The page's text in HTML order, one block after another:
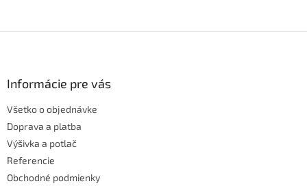
Informácie pre vás
Všetko o objednávke
Doprava a platba
Výšivka a potlač
Referencie
Obchodné podmienky